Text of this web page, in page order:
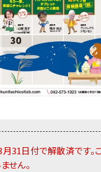
31日付で解散済です。
せん。